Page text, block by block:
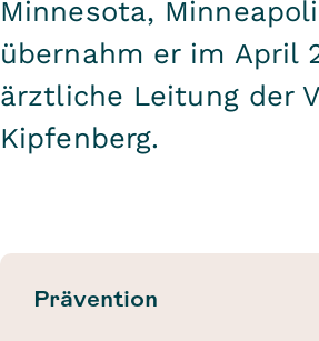
Minnesota,
übernahm er im April
ärztliche Leitung der
Kipfenberg.
Prävention